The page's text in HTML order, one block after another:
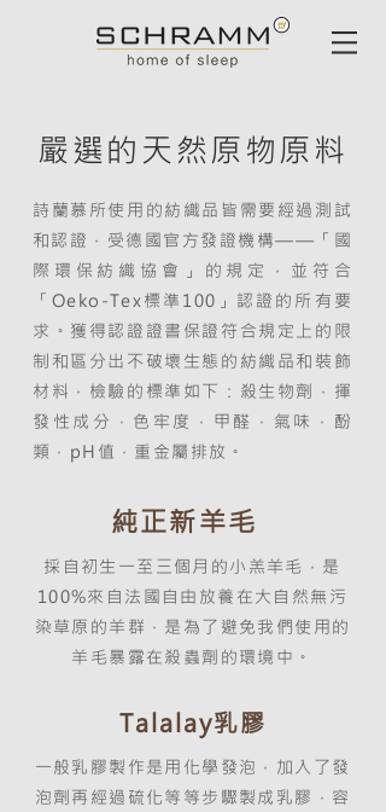
嚴選的天然原物原料
詩蘭慕所使用的紡織品皆需要經過測試
和認證，受德國官方發證機構——「國
際環保紡織協會」的規定，並符合
「Oeko-Tex標準100」認證的所有要
求。獲得認證證書保證符合規定上的限
制和區分出不破壞生態的紡織品和裝飾
材料，檢驗的標準如下：殺生物劑，揮
發性成分，色牢度，甲醛，氣味，酚
類，pH值，重金屬排放。
純正新羊毛
採自初生一至三個月的小羔羊毛，是
100%來自法國自由放養在大自然無污
染草原的羊群，是為了避免我們使用的
羊毛暴露在殺蟲劑的環境中。
Talalay乳膠
一般乳膠製作是用化學發泡，加入了發
泡劑再經過硫化等等步驟製成乳膠，容